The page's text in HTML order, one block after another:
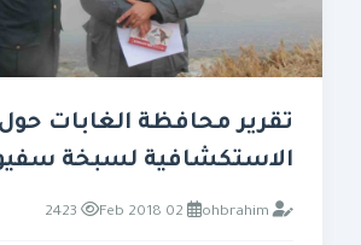
تقرير محافظة الغابات حول
الاستكشافية لسبخة
ohbrahim